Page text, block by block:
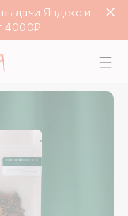
выдачи Яндекс и
4000₽